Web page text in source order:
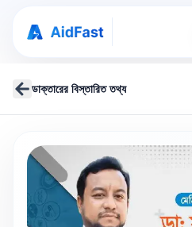
ডাক্তারের বিস্তারিত তথ্য